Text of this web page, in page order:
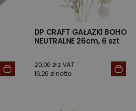
DP CRAFT GAŁAZKI BOHO
NEUTRALNE 26cm, 6 szt
20,00 zł z VAT
16,26 zł netto